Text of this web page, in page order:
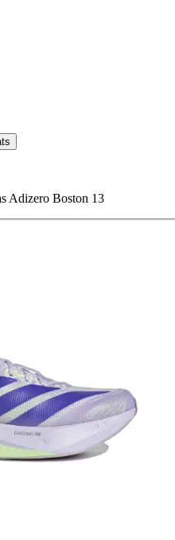
Adizero Boston 13